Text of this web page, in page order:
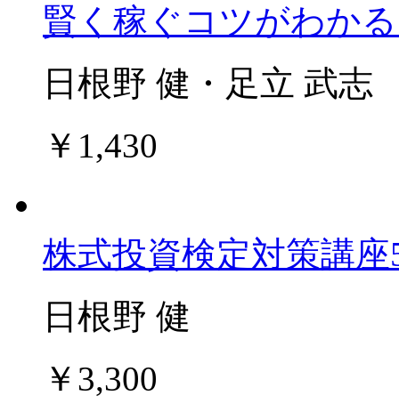
賢く稼ぐコツがわか
日根野 健・足立 武志
￥1,430
株式投資検定対策講
日根野 健
￥3,300